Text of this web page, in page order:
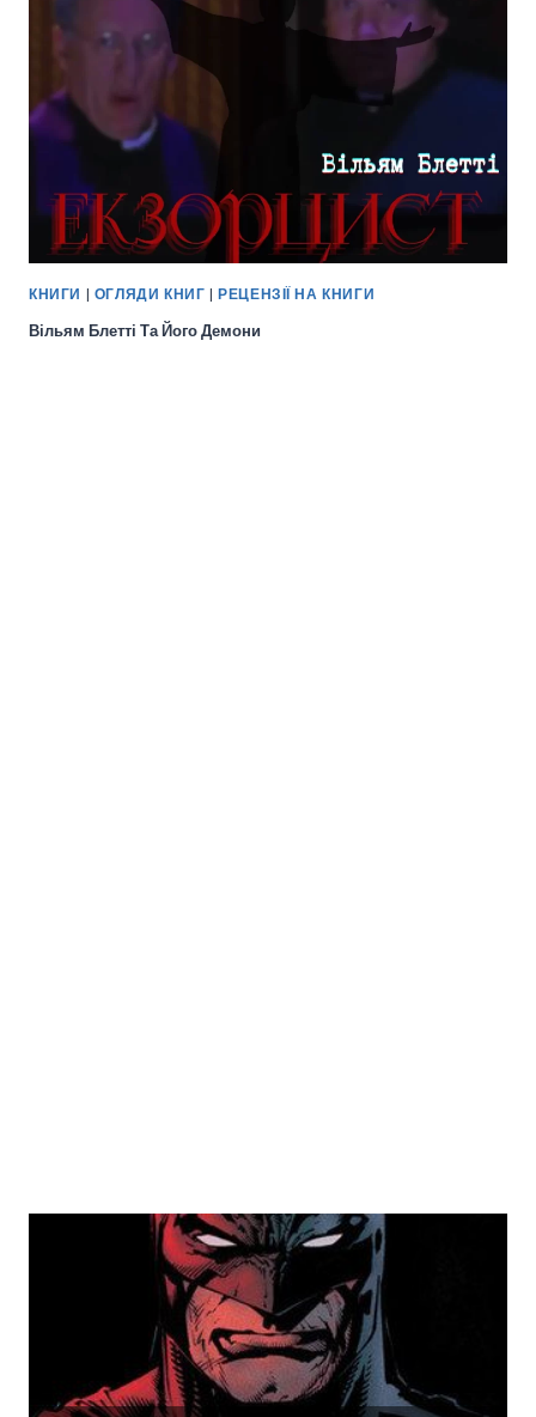
КНИГИ | ОГЛЯДИ КНИГ |РЕЦЕНЗІЇ НА КНИГИ
Вільям Блетті Та Його Демони